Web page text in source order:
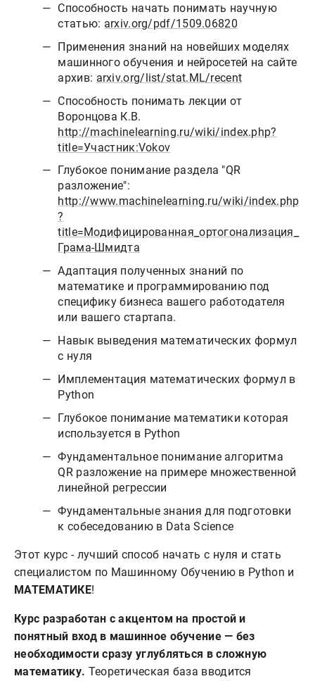
Способность начать понимать научную
статью: arxiv.org/pdf/1509.06820
Применения знаний на новейших моделях
машинного обучения и нейросетей на сайте
архив: arxiv.org/list/stat.ML/recent
Способность понимать лекции от
Воронцова К.В.
http://machinelearning.ru/wiki/index.php?
title=Участник:Vokov
Глубокое понимание раздела "QR
разложение":
http://www.machinelearning.ru/wiki/index.php
?
title=Модифицированная_ортогонализация_
Грама-Шмидта
Адаптация полученных знаний по
математике и программированию под
специфику бизнеса вашего работодателя
или вашего стартапа.
Навык выведения математических формул
с нуля
Имплементация математических формул в
Python
Глубокое понимание математики которая
используется в Python
Фундаментальное понимание алгоритма
QR разложение на примере множественной
линейной регрессии
Фундаментальные знания для подготовки
к собеседованию в Data Science
Этот курс - лучший способ начать с нуля и стать
специалистом по Машинному Обучению в Python и
МАТЕМАТИКЕ!
Курс разработан с акцентом на простой и
понятный вход в машинное обучение — без
необходимости сразу углубляться в сложную
математику. Теоретическая база вводится